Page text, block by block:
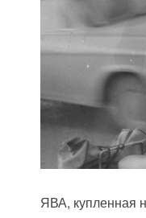
ЯВА, купленная